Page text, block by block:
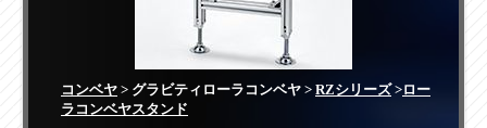
コンベヤ > グラビティローラコンベヤ > RZシリーズ>ロー
ラコンベヤスタンド